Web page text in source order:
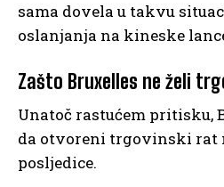
sama dovela u takvu
oslanjanja na kineske
Zašto Bruxelles ne želi
Unatoč rastućem pritisku,
da otvoreni trgovinski rat
posljedice.